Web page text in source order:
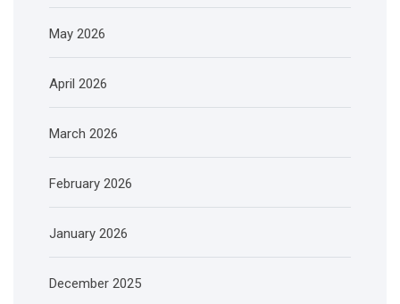
May 2026
April 2026
March 2026
February 2026
January 2026
December 2025